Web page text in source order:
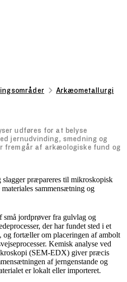
Arkæometallurgi
udføres for at belyse
jernudvinding, smedning og
fremgår af arkæologiske fund og
slagger præpareres til mikroskopisk
sammensætning og
små jordprøver fra gulvlag og
der har fundet sted i et
og fortæller om placeringen af ambolt
Kemisk analyse ved
(SEM-EDX) giver præcis
af jerngenstande og
er lokalt eller importeret.